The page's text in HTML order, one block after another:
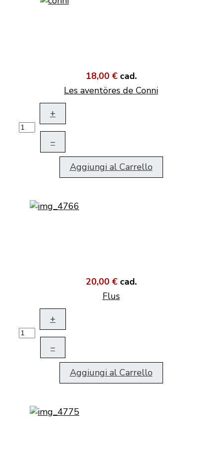
18,00 € cad.
Les aventöres de Conni
+
–
Aggiungi al Carrello
20,00 € cad.
Flus
+
–
Aggiungi al Carrello